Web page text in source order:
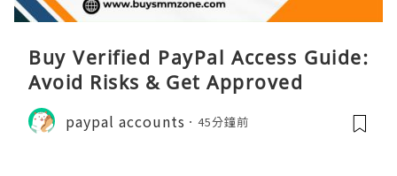
Buy Verified PayPal Access Guide:
Avoid Risks & Get Approved
paypal accounts 45分鐘前